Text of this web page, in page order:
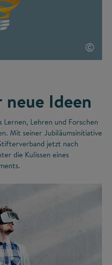
©
Ideen
Lehren und Forschen
Mit seiner Jubiläumsinitiative
jetzt nach
die Kulissen eines